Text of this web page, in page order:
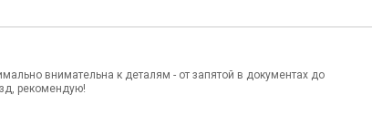
внимательна к деталям - от запятой в документах до
рекомендую!